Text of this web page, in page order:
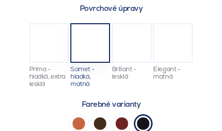
Povrchové úpravy
Prima -
hladká, extra
lesklá
Samet -
hladká,
matná
Briliant -
lesklá
Elegant -
matná
Farebné varianty